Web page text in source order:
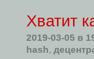
Хватит
2019-03-05 в
hash,